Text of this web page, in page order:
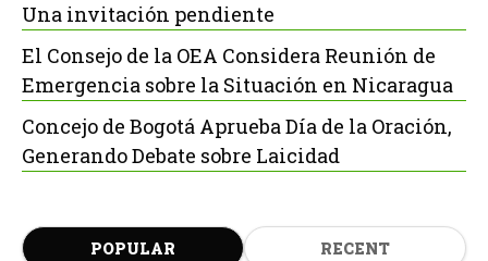
Una invitación pendiente
El Consejo de la OEA Considera Reunión de
Emergencia sobre la Situación en Nicaragua
Concejo de Bogotá Aprueba Día de la Oración,
Generando Debate sobre Laicidad
POPULAR RECENT